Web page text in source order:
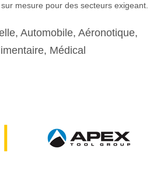
mesure pour des secteurs exigeant.
Automobile, Aéronotique,
Médical